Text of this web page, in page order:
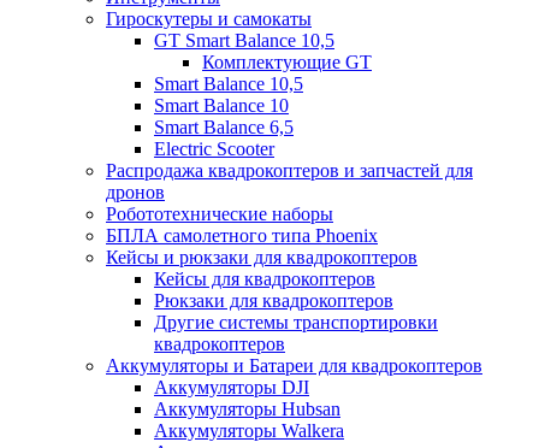
Гироскутеры и самокаты
GT Smart Balance 10,5
Комплектующие GT
Smart Balance 10,5
Smart Balance 10
Smart Balance 6,5
Electric Scooter
Распродажа квадрокоптеров и запчастей для
дронов
Робототехнические наборы
БПЛА самолетного типа Phoenix
Кейсы и рюкзаки для квадрокоптеров
Кейсы для квадрокоптеров
Рюкзаки для квадрокоптеров
Другие системы транспортировки
квадрокоптеров
Аккумуляторы и Батареи для квадрокоптеров
Аккумуляторы DJI
Аккумуляторы Hubsan
Аккумуляторы Walkera